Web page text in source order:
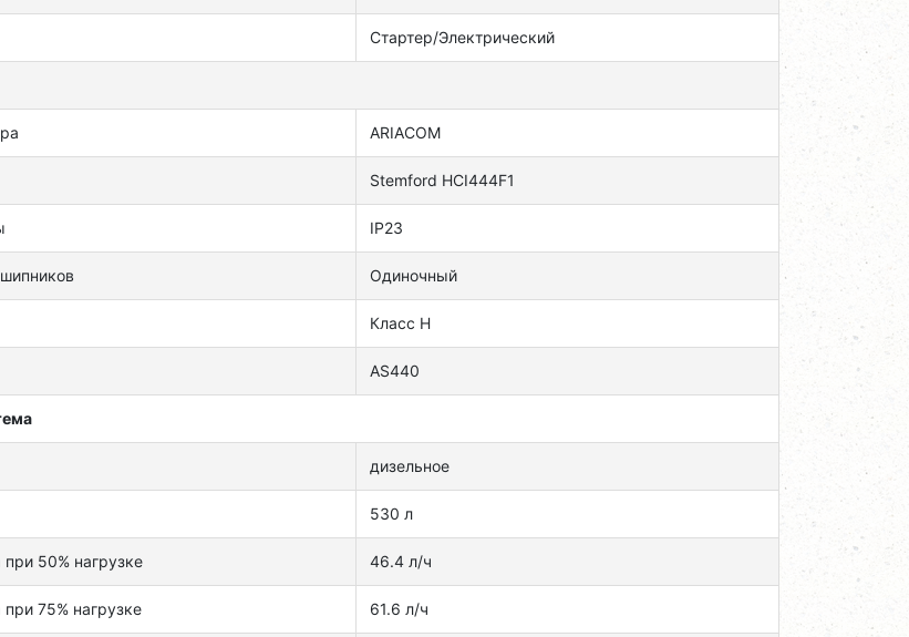
Cтартер/Электрический
ARIACOM
Stemford HCI444F1
IP23
Одиночный
Класс H
AS440
дизельное
530 л
50% нагрузке 46.4 л/ч
75% нагрузке 61.6 л/ч